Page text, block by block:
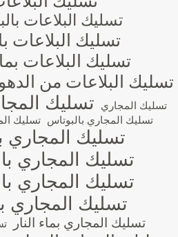
تسليك البلاعات
تسليك البلاعات
تسليك البلاعات
تسليك البلاعات من
تسليك المجاري
تسليك
تسليك المجاري بالبوتاس تسليك
تسليك المجاري
تسليك المجاري
تسليك المجاري
تسليك المجاري
تسليك المجاري بماء النار